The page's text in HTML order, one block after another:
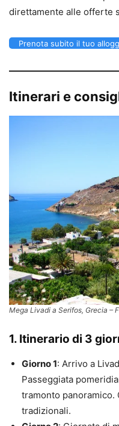
direttamente alle offerte
Prenota subito il tuo
Itinerari e
Mega Livadi a Serifos, Grecia –
1. Itinerario di 3
Giorno 1: Arrivo a
Passeggiata
tramonto panoramico.
tradizionali.